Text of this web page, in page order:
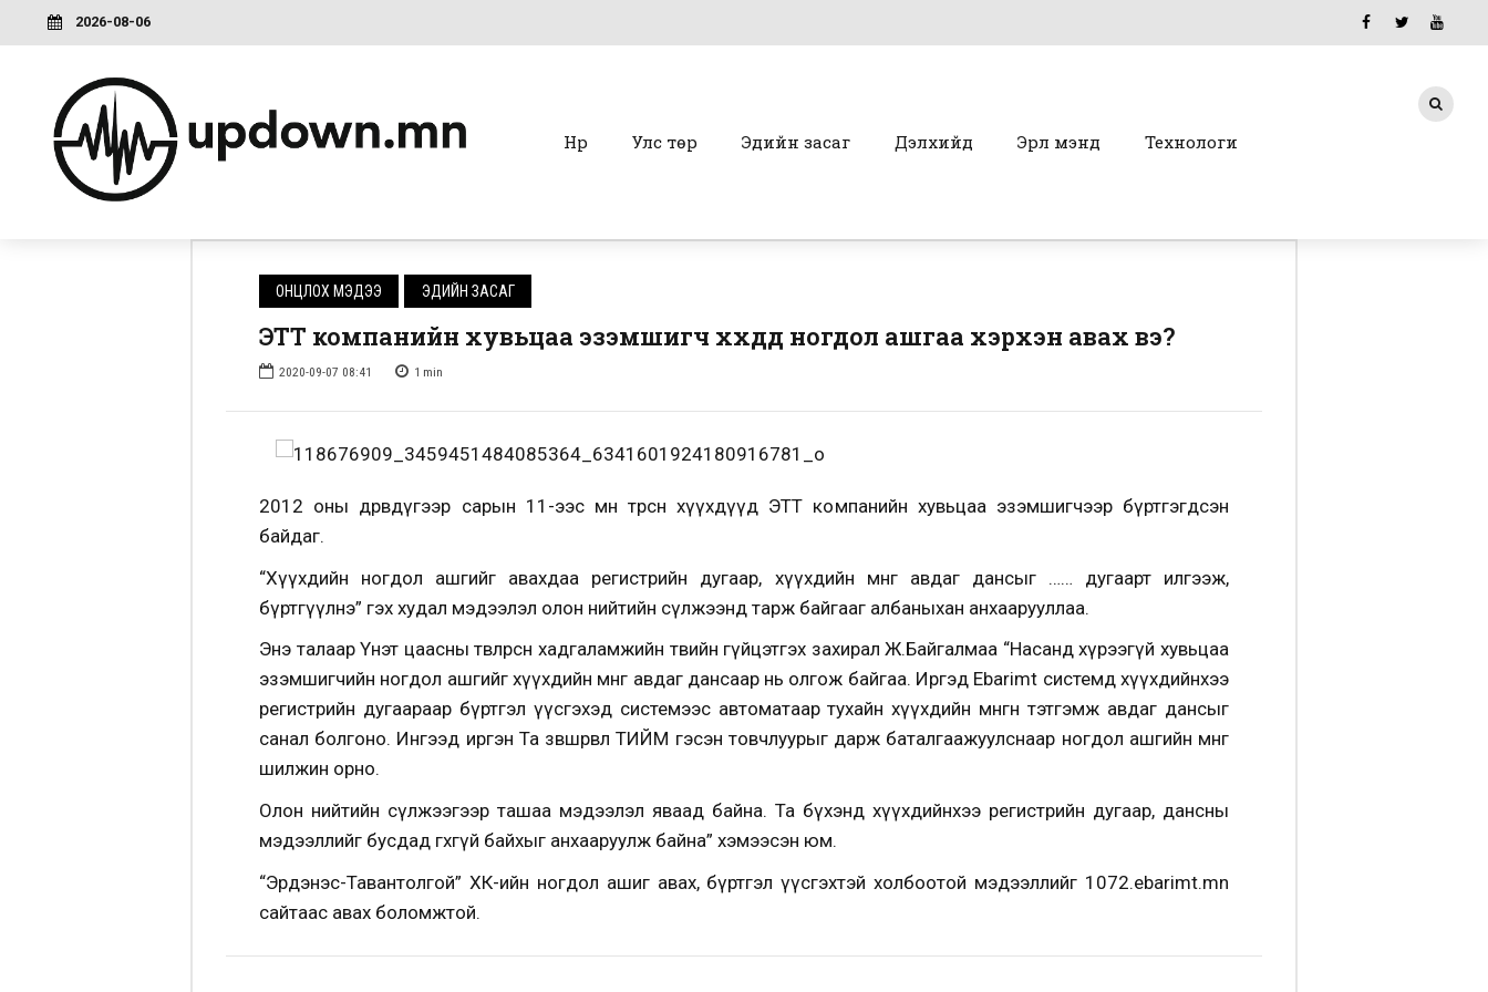
2026-08-06
Нүүр Улс төр Эдийн засаг Дэлхийд Эрүүл мэнд Технологи
ОНЦЛОХ МЭДЭЭ ЭДИЙН ЗАСАГ
ЭТТ компанийн хувьцаа эзэмшигч хүүхдүүд ногдол ашгаа хэрхэн авах вэ?
2020-09-07 08:41 1 min
2012 оны дөрөвдүгээр сарын 11-ээс өмнө төрсөн хүүхдүүд ЭТТ компанийн хувьцаа эзэмшигчээр бүртгэгдсэн
байдаг.
“Хүүхдийн ногдол ашгийг авахдаа регистрийн дугаар, хүүхдийн мөнгө авдаг дансыг …… дугаарт илгээж,
бүртгүүлнэ” гэх худал мэдээлэл олон нийтийн сүлжээнд тарж байгааг албаныхан анхаарууллаа.
Энэ талаар Үнэт цаасны төвлөрсөн хадгаламжийн төвийн гүйцэтгэх захирал Ж.Байгалмаа “Насанд хүрээгүй хувьцаа
эзэмшигчийн ногдол ашгийг хүүхдийн мөнгө авдаг дансаар нь олгож байгаа. Иргэд Ebarimt системд хүүхдийнхээ
регистрийн дугаараар бүртгэл үүсгэхэд системээс автоматаар тухайн хүүхдийн мөнгөн тэтгэмж авдаг дансыг
санал болгоно. Ингээд иргэн Та зөвшөөрвөл ТИЙМ гэсэн товчлуурыг дарж баталгаажуулснаар ногдол ашгийн мөнгө
шилжин орно.
Олон нийтийн сүлжээгээр ташаа мэдээлэл яваад байна. Та бүхэнд хүүхдийнхээ регистрийн дугаар, дансны
мэдээллийг бусдад өгөхгүй байхыг анхааруулж байна” хэмээсэн юм.
“Эрдэнэс-Тавантолгой” ХК-ийн ногдол ашиг авах, бүртгэл үүсгэхтэй холбоотой мэдээллийг 1072.ebarimt.mn
сайтаас авах боломжтой.